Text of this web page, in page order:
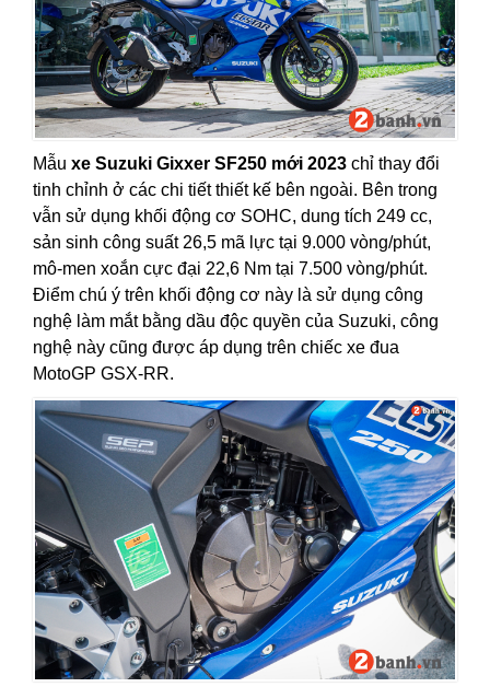
Mẫu xe Suzuki Gixxer SF250 mới 2023 chỉ thay đổi
tinh chỉnh ở các chi tiết thiết kế bên ngoài. Bên trong
vẫn sử dụng khối động cơ SOHC, dung tích 249 cc,
sản sinh công suất 26,5 mã lực tại 9.000 vòng/phút,
mô-men xoắn cực đại 22,6 Nm tại 7.500 vòng/phút.
Điểm chú ý trên khối động cơ này là sử dụng công
nghệ làm mắt bằng dầu độc quyền của Suzuki, công
nghệ này cũng được áp dụng trên chiếc xe đua
MotoGP GSX-RR.